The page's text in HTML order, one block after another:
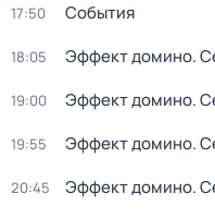
17:50 События
18:05 Эффект домино.
19:00 Эффект домино.
19:55 Эффект домино.
20:45 Эффект домино.